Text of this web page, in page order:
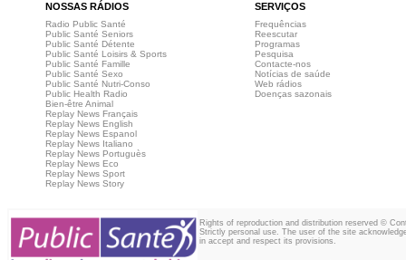
NOSSAS RÁDIOS SERVIÇOS
Radio Public Santé
Public Santé Seniors
Public Santé Détente
Public Santé Loisirs & Sports
Public Santé Famille
Public Santé Sexo
Public Santé Nutri-Conso
Public Health Radio
Bien-être Animal
Replay News Français
Replay News English
Replay News Espanol
Replay News Italiano
Replay News Portuguès
Replay News Eco
Replay News Sport
Replay News Story
Frequências
Reescutar
Programas
Pesquisa
Contacte-nos
Notícias de saúde
Web rádios
Doenças sazonais
Rights of reproduction and distribution reserved ©
Strictly personal use. The user of the site
in accept and respect its provisions.